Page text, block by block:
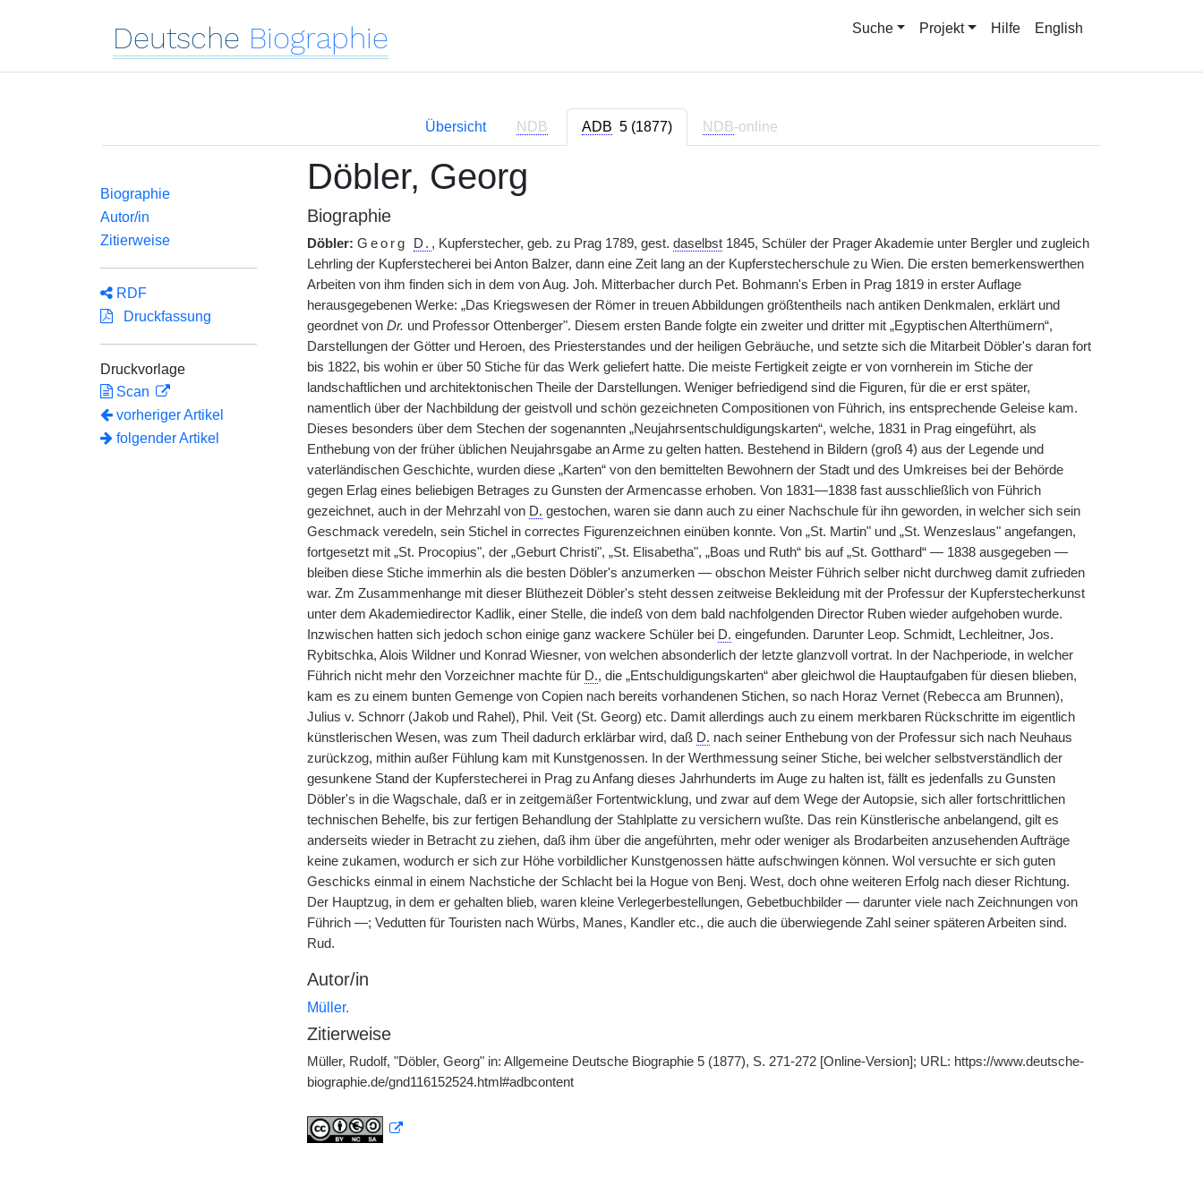
Deutsche Biographie Suche Projekt Hilfe English
Übersicht NDB ADB 5 (1877) NDB-online
Biographie
Autor/in
Zitierweise
RDF
Druckfassung
Druckvorlage
Scan
vorheriger Artikel
folgender Artikel
Döbler, Georg
Biographie
Döbler: Georg D. , Kupferstecher, geb. zu Prag 1789, gest.daselbst 1845, Schüler der Prager Akademie unter Bergler und zugleich
Lehrling der Kupferstecherei bei Anton Balzer, dann eine Zeit lang an der Kupferstecherschule zu Wien. Die ersten bemerkenswerthen
Arbeiten von ihm finden sich in dem von Aug. Joh. Mitterbacher durch Pet. Bohmann's Erben in Prag 1819 in erster Auflage
herausgegebenen Werke: „Das Kriegswesen der Römer in treuen Abbildungen größtentheils nach antiken Denkmalen, erklärt und
geordnet von Dr. und Professor Ottenberger". Diesem ersten Bande folgte ein zweiter und dritter mit „Egyptischen Alterthümern“,
Darstellungen der Götter und Heroen, des Priesterstandes und der heiligen Gebräuche, und setzte sich die Mitarbeit Döbler's daran fort
bis 1822, bis wohin er über 50 Stiche für das Werk geliefert hatte. Die meiste Fertigkeit zeigte er von vornherein im Stiche der
landschaftlichen und architektonischen Theile der Darstellungen. Weniger befriedigend sind die Figuren, für die er erst später,
namentlich über der Nachbildung der geistvoll und schön gezeichneten Compositionen von Führich, ins entsprechende Geleise kam.
Dieses besonders über dem Stechen der sogenannten „Neujahrsentschuldigungskarten“, welche, 1831 in Prag eingeführt, als
Enthebung von der früher üblichen Neujahrsgabe an Arme zu gelten hatten. Bestehend in Bildern (groß 4) aus der Legende und
vaterländischen Geschichte, wurden diese „Karten“ von den bemittelten Bewohnern der Stadt und des Umkreises bei der Behörde
gegen Erlag eines beliebigen Betrages zu Gunsten der Armencasse erhoben. Von 1831—1838 fast ausschließlich von Führich
gezeichnet, auch in der Mehrzahl von D. gestochen, waren sie dann auch zu einer Nachschule für ihn geworden, in welcher sich sein
Geschmack veredeln, sein Stichel in correctes Figurenzeichnen einüben konnte. Von „St. Martin" und „St. Wenzeslaus" angefangen,
fortgesetzt mit „St. Procopius", der „Geburt Christi", „St. Elisabetha", „Boas und Ruth“ bis auf „St. Gotthard“ — 1838 ausgegeben —
bleiben diese Stiche immerhin als die besten Döbler's anzumerken — obschon Meister Führich selber nicht durchweg damit zufrieden
war. Zm Zusammenhange mit dieser Blüthezeit Döbler's steht dessen zeitweise Bekleidung mit der Professur der Kupferstecherkunst
unter dem Akademiedirector Kadlik, einer Stelle, die indeß von dem bald nachfolgenden Director Ruben wieder aufgehoben wurde.
Inzwischen hatten sich jedoch schon einige ganz wackere Schüler bei D. eingefunden. Darunter Leop. Schmidt, Lechleitner, Jos.
Rybitschka, Alois Wildner und Konrad Wiesner, von welchen absonderlich der letzte glanzvoll vortrat. In der Nachperiode, in welcher
Führich nicht mehr den Vorzeichner machte für D., die „Entschuldigungskarten“ aber gleichwol die Hauptaufgaben für diesen blieben,
kam es zu einem bunten Gemenge von Copien nach bereits vorhandenen Stichen, so nach Horaz Vernet (Rebecca am Brunnen),
Julius v. Schnorr (Jakob und Rahel), Phil. Veit (St. Georg) etc. Damit allerdings auch zu einem merkbaren Rückschritte im eigentlich
künstlerischen Wesen, was zum Theil dadurch erklärbar wird, daß D. nach seiner Enthebung von der Professur sich nach Neuhaus
zurückzog, mithin außer Fühlung kam mit Kunstgenossen. In der Werthmessung seiner Stiche, bei welcher selbstverständlich der
gesunkene Stand der Kupferstecherei in Prag zu Anfang dieses Jahrhunderts im Auge zu halten ist, fällt es jedenfalls zu Gunsten
Döbler's in die Wagschale, daß er in zeitgemäßer Fortentwicklung, und zwar auf dem Wege der Autopsie, sich aller fortschrittlichen
technischen Behelfe, bis zur fertigen Behandlung der Stahlplatte zu versichern wußte. Das rein Künstlerische anbelangend, gilt es
anderseits wieder in Betracht zu ziehen, daß ihm über die angeführten, mehr oder weniger als Brodarbeiten anzusehenden Aufträge
keine zukamen, wodurch er sich zur Höhe vorbildlicher Kunstgenossen hätte aufschwingen können. Wol versuchte er sich guten
Geschicks einmal in einem Nachstiche der Schlacht bei la Hogue von Benj. West, doch ohne weiteren Erfolg nach dieser Richtung.
Der Hauptzug, in dem er gehalten blieb, waren kleine Verlegerbestellungen, Gebetbuchbilder — darunter viele nach Zeichnungen von
Führich —; Vedutten für Touristen nach Würbs, Manes, Kandler etc., die auch die überwiegende Zahl seiner späteren Arbeiten sind.
Rud.
Autor/in
Müller.
Zitierweise
Müller, Rudolf, "Döbler, Georg" in: Allgemeine Deutsche Biographie 5 (1877), S. 271-272 [Online-Version]; URL: https://www.deutsche-
biographie.de/gnd116152524.html#adbcontent